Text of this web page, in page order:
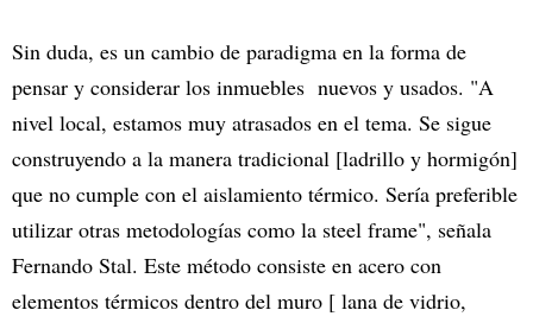
Sin duda, es un cambio de paradigma en la forma de
pensar y considerar los inmuebles nuevos y usados. "A
nivel local, estamos muy atrasados en el tema. Se sigue
construyendo a la manera tradicional [ladrillo y hormigón]
que no cumple con el aislamiento térmico. Sería preferible
utilizar otras metodologías como la steel frame", señala
Fernando Stal. Este método consiste en acero con
elementos térmicos dentro del muro [ lana de vidrio,